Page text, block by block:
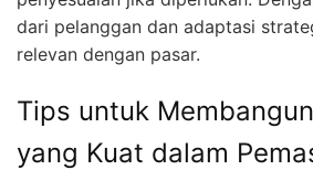
dari pelanggan dan adaptasi
relevan dengan pasar.
Tips untuk
yang Kuat dalam